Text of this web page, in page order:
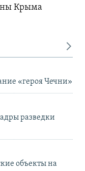
Крыма
«героя Чечни»
разведки
объекты на